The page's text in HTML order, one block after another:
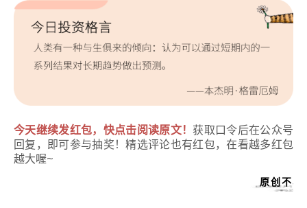
今天继续发红包，快点击阅读原文！获取口令后在公众号
回复，即可参与抽奖！精选评论也有红包，在看越多红包
越大喔~
原创不易